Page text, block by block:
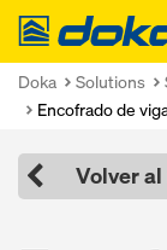
Doka
Doka Solutions
Encofrado de
Volver